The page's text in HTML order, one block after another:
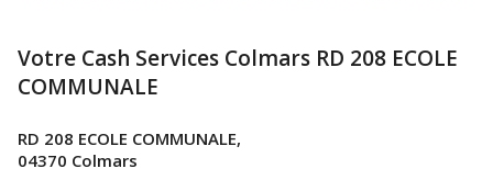
Votre Cash Services Colmars RD 208 ECOLE
COMMUNALE
RD 208 ECOLE COMMUNALE,
04370 Colmars